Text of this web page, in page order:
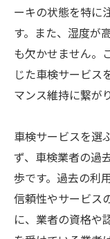
ーキの状態を特に
す。また、湿度が
も欠かせません。
じた車検サービス
マンス維持に繋が
車検サービスを選
ず、車検業者の過
歩です。過去の利
信頼性やサービス
に、業者の資格や